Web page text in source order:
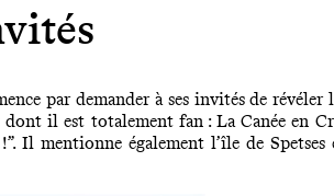
par demander à ses invités de révéler
il est totalement fan : La Canée en
Il mentionne également l’île de